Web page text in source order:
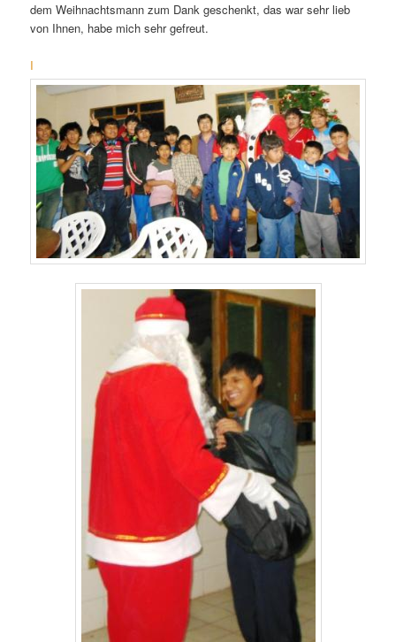
dem Weihnachtsmann zum Dank geschenkt, das war sehr lieb
von Ihnen, habe mich sehr gefreut.
I